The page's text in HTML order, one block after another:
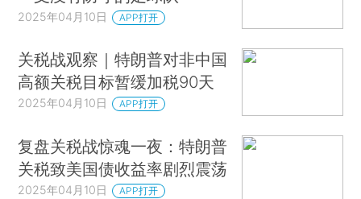
2025年04月10日 APP打开
关税战观察｜特朗普对非中国
高额关税目标暂缓加税90天
2025年04月10日 APP打开
复盘关税战惊魂一夜：特朗普
关税致美国债收益率剧烈震荡
2025年04月10日 APP打开